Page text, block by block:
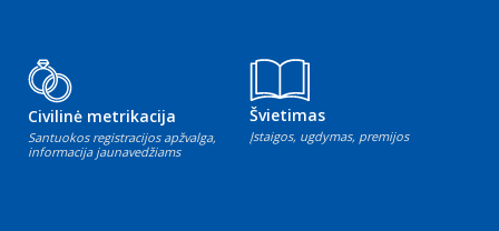
Civilinė metrikacija
Santuokos registracijos apžvalga,
informacija jaunavedžiams
Švietimas
Įstaigos, ugdymas, premijos